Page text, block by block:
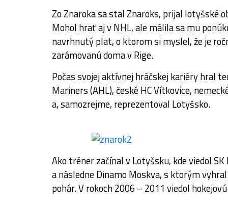
Zo Znaroka sa stal Znaroks, prijal lotyšské
Mohol hrať aj v NHL, ale málila sa mu
navrhnutý plat, o ktorom si myslel, že je
zarámovanú doma v Rige.
Počas svojej aktívnej hráčskej kariéry hral
Mariners (AHL), české HC Vítkovice,
a, samozrejme, reprezentoval Lotyšsko.
Ako tréner začínal v Lotyšsku, kde viedol SK
a následne Dinamo Moskva, s ktorým
pohár. V rokoch 2006 – 2011 viedol